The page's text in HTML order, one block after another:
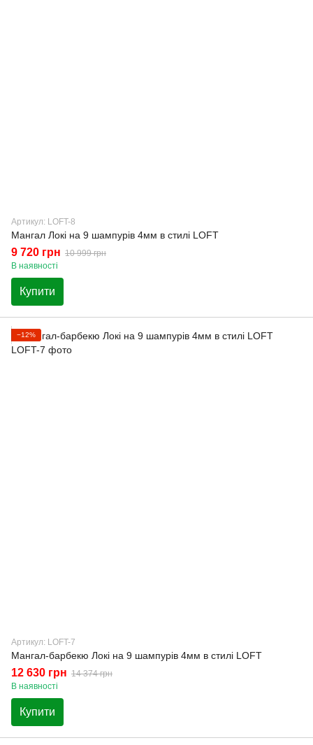
Артикул: LOFT-8
Мангал Локі на 9 шампурів 4мм в стилі LOFT
9 720 грн 10 999 грн
В наявності
Купити
−12%
Артикул: LOFT-7
Мангал-барбекю Локі на 9 шампурів 4мм в стилі LOFT
12 630 грн 14 374 грн
В наявності
Купити